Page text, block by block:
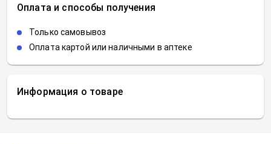
Информация о товаре
Оплата и способы получения
Только самовывоз
Оплата картой или наличными в аптеке